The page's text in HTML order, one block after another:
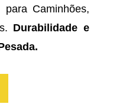
para Caminhões,
Durabilidade e